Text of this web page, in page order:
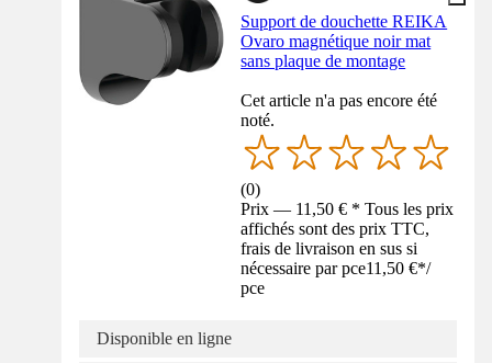
Support de douchette REIKA
Ovaro magnétique noir mat
sans plaque de montage
Cet article n'a pas encore été
noté.
(0)
Prix — 11,50 € * Tous les prix
affichés sont des prix TTC,
frais de livraison en sus si
nécessaire par pce11,50 €*/
pce
Disponible en ligne